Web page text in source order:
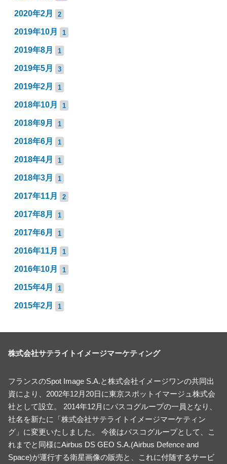
2020年2月 2
2019年10月 1
2019年8月 1
2019年5月 3
2019年2月 1
2018年10月 1
2018年9月 1
2018年6月 1
2018年4月 1
2018年3月 1
2017年11月 2
2017年8月 1
2017年6月 1
2016年11月 1
2016年10月 1
2015年4月 1
2015年2月 1
株式会社サテライトイメージマーケティング
フランスのSpot Image S.A.と株式会社イメージワンの共同出
資により、2002年12月20日に東京スポットイマージュ株式会
社として設立。 2014年12月にパスコグループの一員となり、
社名を新たに「株式会社サテライトイメージマーケティン
グ」に変更いたしました。 今後はパスコグループとして、こ
れまでと同様にAirbus DS GEO S.A.(Airbus Defence and
Space)が運行する衛星画像の販売と、これに付随するサービ